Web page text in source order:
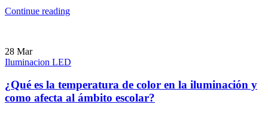
Continue reading
28 Mar
Iluminacion LED
¿Qué es la temperatura de color en la iluminación y
como afecta al ámbito escolar?